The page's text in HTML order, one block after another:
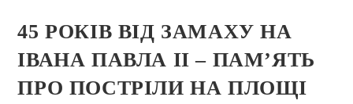
45 РОКІВ ВІД ЗАМАХУ НА
ІВАНА ПАВЛА ІІ – ПАМ’ЯТЬ
ПРО ПОСТРІЛИ НА ПЛОЩІ